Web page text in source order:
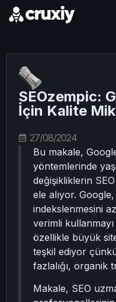
SEOzempic:
İçin Kalite
27/08/2024
Bu makale,
yöntemlerinde
değişikliklerin
ele alıyor.
indekslenmesini
verimli
özellikle büyük
teşkil ediyor
fazlalığı, organik
Makale, SEO